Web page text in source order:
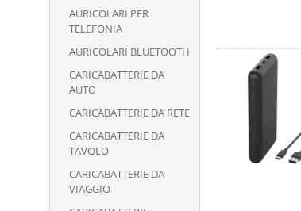
AURICOLARI PER
TELEFONIA
AURICOLARI BLUETOOTH
CARICABATTERIE DA
AUTO
CARICABATTERIE DA RETE
CARICABATTERIE DA
TAVOLO
CARICABATTERIE DA
VIAGGIO